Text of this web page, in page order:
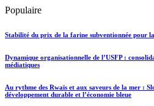
Populaire
Stabilité du prix de la farine subventionnée pour
Dynamique organisationnelle de l’USFP :
médiatiques
Au rythme des Rwaïs et aux saveurs de la mer :
développement durable et l’économie bleue